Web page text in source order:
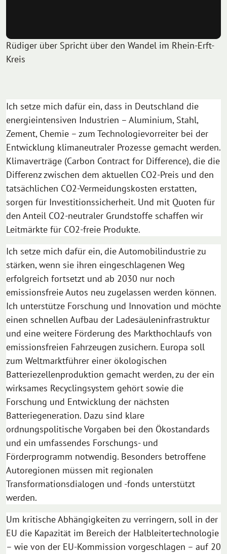
Rüdiger über Spricht über den Wandel im Rhein-Erft-
Kreis
Ich setze mich dafür ein, dass in Deutschland die
energieintensiven Industrien – Aluminium, Stahl,
Zement, Chemie – zum Technologievorreiter bei der
Entwicklung klimaneutraler Prozesse gemacht werden.
Klimaverträge (Carbon Contract for Difference), die die
Differenz zwischen dem aktuellen CO2-Preis und den
tatsächlichen CO2-Vermeidungskosten erstatten,
sorgen für Investitionssicherheit. Und mit Quoten für
den Anteil CO2-neutraler Grundstoffe schaffen wir
Leitmärkte für CO2-freie Produkte.
Ich setze mich dafür ein, die Automobilindustrie zu
stärken, wenn sie ihren eingeschlagenen Weg
erfolgreich fortsetzt und ab 2030 nur noch
emissionsfreie Autos neu zugelassen werden können.
Ich unterstütze Forschung und Innovation und möchte
einen schnellen Aufbau der Ladesäuleninfrastruktur
und eine weitere Förderung des Markthochlaufs von
emissionsfreien Fahrzeugen zusichern. Europa soll
zum Weltmarktführer einer ökologischen
Batteriezellenproduktion gemacht werden, zu der ein
wirksames Recyclingsystem gehört sowie die
Forschung und Entwicklung der nächsten
Batteriegeneration. Dazu sind klare
ordnungspolitische Vorgaben bei den Ökostandards
und ein umfassendes Forschungs- und
Förderprogramm notwendig. Besonders betroffene
Autoregionen müssen mit regionalen
Transformationsdialogen und -fonds unterstützt
werden.
Um kritische Abhängigkeiten zu verringern, soll in der
EU die Kapazität im Bereich der Halbleitertechnologie
– wie von der EU-Kommission vorgeschlagen – auf 20